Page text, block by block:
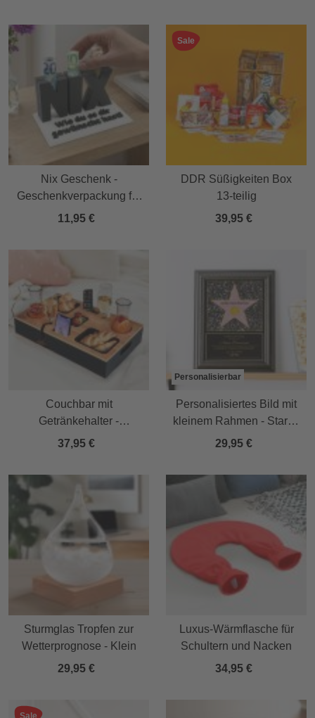
Nix Geschenk -
Geschenkverpackung für
Geld & Gutscheine in
11,95 €
Sale
DDR Süßigkeiten Box
13-teilig
39,95 €
Couchbar mit
Getränkehalter -
Snackbar aus Bambus
37,95 €
Personalisierbar
Personalisiertes Bild mit
kleinem Rahmen - Star of
Fame
29,95 €
Sturmglas Tropfen zur
Wetterprognose - Klein
29,95 €
Luxus-Wärmflasche für
Schultern und Nacken
34,95 €
Sale